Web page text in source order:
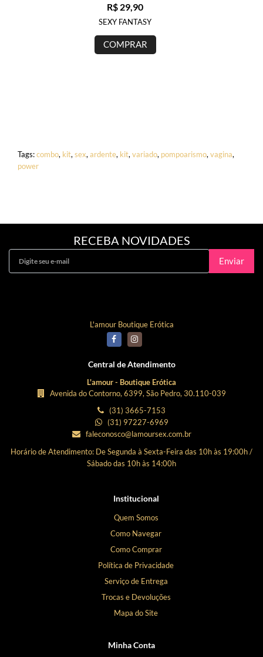
R$ 29,90
SEXY FANTASY
COMPRAR
Tags:combo, kit, sex, ardente, kit, variado, pompoarismo, vagina,
power
RECEBA NOVIDADES
Enviar
L'amour Boutique Erótica
Institucional
Quem Somos
Como Navegar
Como Comprar
Política de Privacidade
Serviço de Entrega
Trocas e Devoluções
Mapa do Site
Minha Conta
Central de Atendimento
L'amour - Boutique Erótica
Avenida do Contorno, 6399, São Pedro, 30.110-039
(31) 3665-7153
(31) 97227-6969
faleconosco@lamoursex.com.br
Horário de Atendimento: De Segunda à Sexta-Feira das 10h às 19:00h /
Sábado das 10h às 14:00h